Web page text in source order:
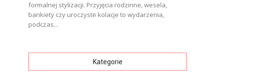
formalnej stylizacji. Przyjęcia rodzinne, wesela,
bankiety czy uroczyste kolacje to wydarzenia,
podczas...
Kategorie